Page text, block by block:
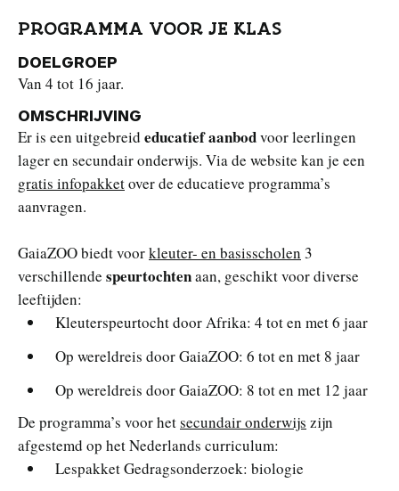
PROGRAMMA VOOR JE KLAS
DOELGROEP
Van 4 tot 16 jaar.
OMSCHRIJVING
Er is een uitgebreid educatief aanbodvoor leerlingen
lager en secundair onderwijs. Via de website kan je een
gratis infopakketover de educatieve programma’s
aanvragen.
GaiaZOO biedt voorkleuter- en basisscholen 3
verschillende speurtochtenaan, geschikt voor diverse
leeftijden:
Kleuterspeurtocht door Afrika: 4 tot en met 6 jaar
Op wereldreis door GaiaZOO: 6 tot en met 8 jaar
Op wereldreis door GaiaZOO: 8 tot en met 12 jaar
De programma’s voor hetsecundair onderwijs zijn
afgestemd op het Nederlands curriculum:
Lespakket Gedragsonderzoek: biologie